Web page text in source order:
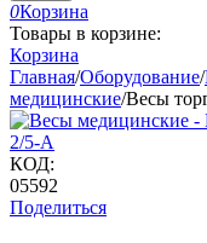
0Корзина
Товары в корзине:
Корзина
Главная/Оборудование/
медицинские/Весы
КОД:
05592
Поделиться